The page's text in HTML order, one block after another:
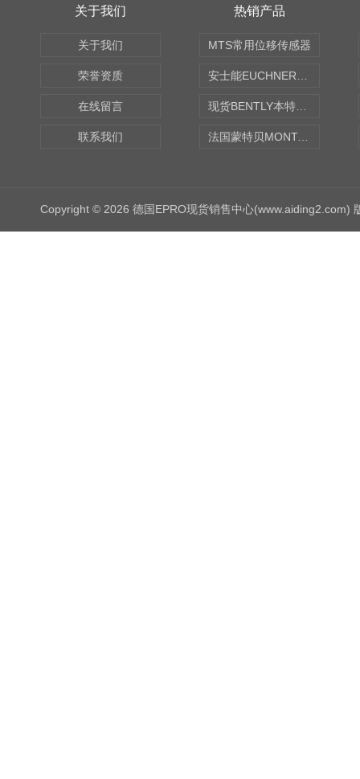
关于我们
关于我们
荣誉资质
在线留言
联系我们
热销产品
MTS常用位移传感器
法国蒙特贝MONTABERT打壳机凿岩机Z92
Copyright © 2026 德国EPRO现货销售中心(www.aiding2.com)